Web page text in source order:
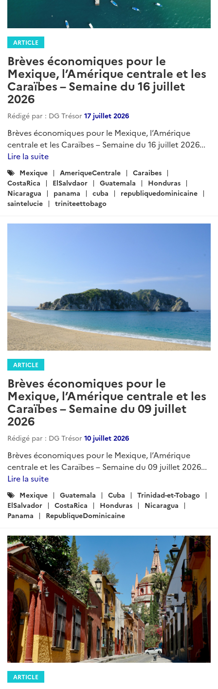
ARTICLE
Brèves économiques pour le
Mexique, l’Amérique centrale et les
Caraïbes – Semaine du 16 juillet
2026
Rédigé par : DG Trésor 17 juillet 2026
Brèves économiques pour le Mexique, l’Amérique
centrale et les Caraïbes – Semaine du 16 juillet 2026...
Lire la suite
Catégories
:
Mexique AmeriqueCentrale
Caraibes
CostaRica
ElSalvdaor Guatemala
Honduras
Nicaragua
panama cuba
republiquedominicaine
saintelucie
triniteettobago
ARTICLE
Brèves économiques pour le
Mexique, l’Amérique centrale et les
Caraïbes – Semaine du 09 juillet
2026
Rédigé par : DG Trésor 10 juillet 2026
Brèves économiques pour le Mexique, l’Amérique
centrale et les Caraïbes – Semaine du 09 juillet 2026...
Lire la suite
Catégories
:
Mexique Guatemala Cuba
Trinidad-et-Tobago
ElSalvador
CostaRica Honduras
Nicaragua
Panama
RepubliqueDominicaine
ARTICLE